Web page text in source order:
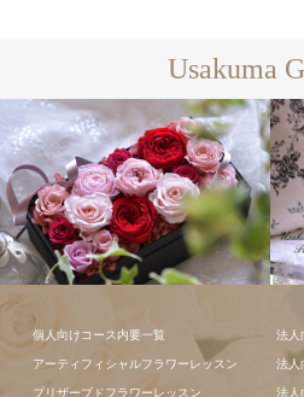
Usakuma
個人向けコース内要一覧
アーティフィシャルフラワーレッスン
プリザーブドフラワーレッスン
法人
法人
法人